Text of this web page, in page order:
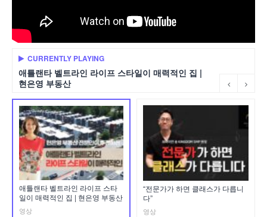
CURRENTLY PLAYING
애틀랜타 벨트라인 라이프 스타일이 매력적인 집 |
현은영 부동산
애틀랜타 벨트라인 라이프 스타
일이 매력적인 집 | 현은영 부동산
영상
“전문가가 하면 클래스가 다릅니
다”
영상